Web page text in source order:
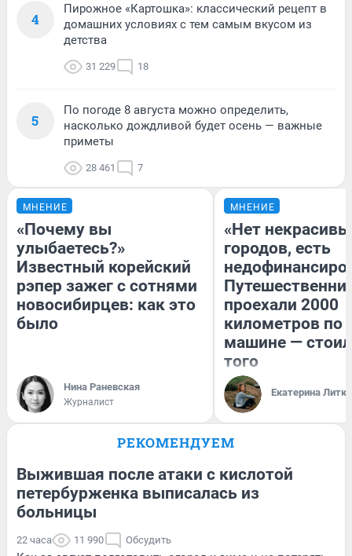
4
Пирожное «Картошка»: классический рецепт в
домашних условиях с тем самым вкусом из
детства
31 229 18
5
По погоде 8 августа можно определить,
насколько дождливой будет осень — важные
приметы
28 461 7
МНЕНИЕ
«Почему вы
улыбаетесь?»
Известный корейский
рэпер зажег с сотнями
новосибирцев: как это
было
Нина Раневская
Журналист
МНЕНИЕ
«Нет
городов, есть
проехали 2000
километров по
машине —
того
Екатерина
РЕКОМЕНДУЕМ
Выжившая после атаки с кислотой
петербурженка выписалась из
больницы
22 часа 11 990 Обсудить